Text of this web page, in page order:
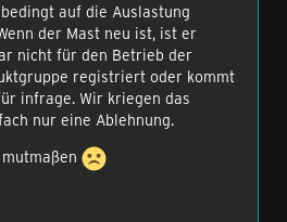
auf die Auslastung
der Mast neu ist, ist er
nicht für den Betrieb der
registriert oder kommt
infrage. Wir kriegen das
nur eine Ablehnung.